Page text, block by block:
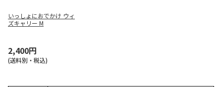
いっしょにおでかけ ウィ
ズキャリー M
2,400円
(送料別・税込)